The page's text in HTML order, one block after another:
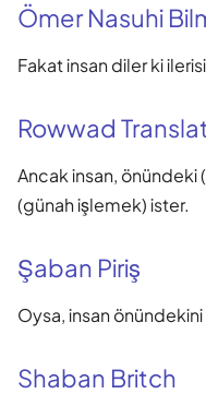
Ömer Nasuhi
Fakat insan diler ki
Rowwad
Ancak insan, önündeki
(günah işlemek) ister.
Şaban Piriş
Oysa, insan
Shaban Britch